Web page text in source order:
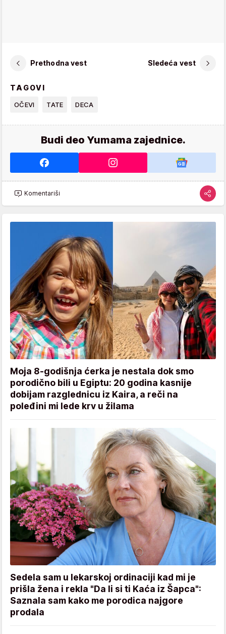
Prethodna vest Sledeća vest
TAGOVI
OČEVI TATE DECA
Budi deo Yumama zajednice.
Komentariši
Moja 8-godišnja ćerka je nestala dok smo
porodično bili u Egiptu: 20 godina kasnije
dobijam razglednicu iz Kaira, a reči na
poleđini mi lede krv u žilama
Sedela sam u lekarskoj ordinaciji kad mi je
prišla žena i rekla "Da li si ti Kaća iz Šapca":
Saznala sam kako me porodica najgore
prodala